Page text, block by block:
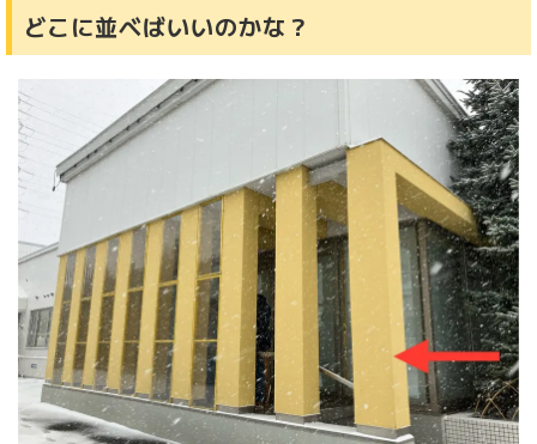
どこに並べばいいのかな？